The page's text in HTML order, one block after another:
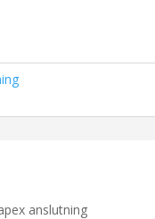
anslutning